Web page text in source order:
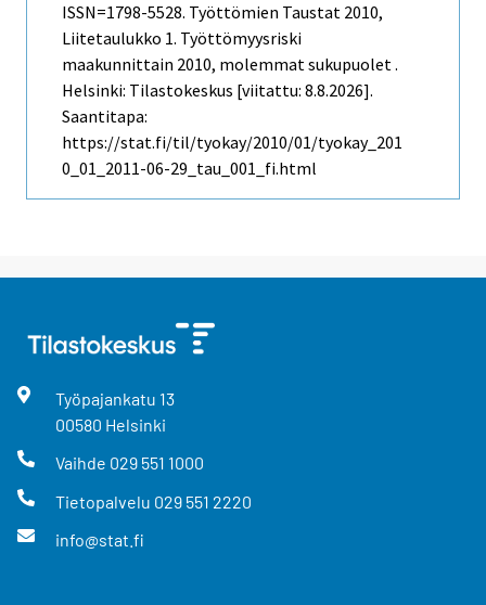
ISSN=1798-5528. Työttömien Taustat 2010,
Liitetaulukko 1. Työttömyysriski
maakunnittain 2010, molemmat sukupuolet .
Helsinki: Tilastokeskus [viitattu: 8.8.2026].
Saantitapa:
https://stat.fi/til/tyokay/2010/01/tyokay_201
0_01_2011-06-29_tau_001_fi.html
Työpajankatu 13
00580 Helsinki
Vaihde 029 551 1000
Tietopalvelu 029 551 2220
info@stat.fi